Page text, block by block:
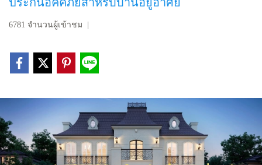
6781 จำนวนผู้เข้าชม